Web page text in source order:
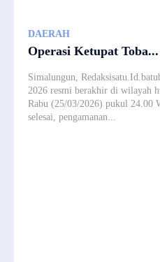
DAERAH
Operasi Ketupat Toba...
Simalungun,
2026 resmi berakhir di wilayah
Rabu (25/03/2026) pukul 24.00
selesai, pengamanan...